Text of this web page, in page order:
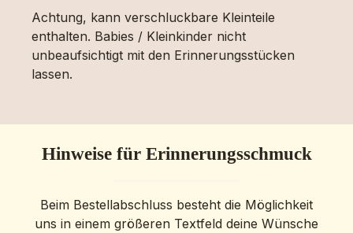
Achtung, kann verschluckbare Kleinteile
enthalten. Babies / Kleinkinder nicht
unbeaufsichtigt mit den Erinnerungsstücken
lassen.
Hinweise für Erinnerungsschmuck
Beim Bestellabschluss besteht die Möglichkeit
uns in einem größeren Textfeld deine Wünsche